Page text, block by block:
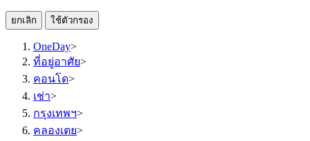
ยกเลิก ใช้ตัวกรอง
OneDay>
ที่อยู่อาศัย>
คอนโด>
เช่า>
กรุงเทพฯ>
คลองเตย>